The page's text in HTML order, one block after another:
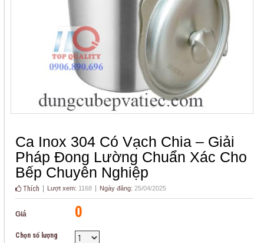
Ca Inox 304 Có Vạch Chia – Giải
Pháp Đong Lường Chuẩn Xác Cho
Bếp Chuyên Nghiệp
Thích Lượt xem: 1168 Ngày đăng: 25/04/2025
Giá 0
Chọn số lượng